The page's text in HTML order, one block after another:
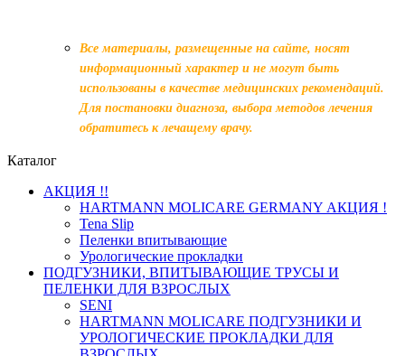
Все материалы, размещенные на сайте, носят
информационный характер и не могут быть
использованы в качестве медицинских рекомендаций.
Для постановки диагноза, выбора методов лечения
обратитесь к лечащему врачу.
Каталог
АКЦИЯ !!
HARTMANN MOLICARE GERMANY АКЦИЯ !
Tena Slip
Пеленки впитывающие
Урологические прокладки
ПОДГУЗНИКИ, ВПИТЫВАЮЩИЕ ТРУСЫ И
ПЕЛЕНКИ ДЛЯ ВЗРОСЛЫХ
SENI
HARTMANN MOLICARE ПОДГУЗНИКИ И
УРОЛОГИЧЕСКИЕ ПРОКЛАДКИ ДЛЯ